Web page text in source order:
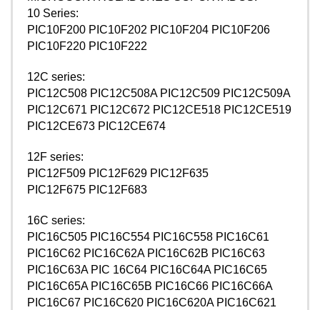
10 Series:
PIC10F200 PIC10F202 PIC10F204 PIC10F206
PIC10F220 PIC10F222
12C series:
PIC12C508 PIC12C508A PIC12C509 PIC12C509A
PIC12C671 PIC12C672 PIC12CE518 PIC12CE519
PIC12CE673 PIC12CE674
12F series:
PIC12F509 PIC12F629 PIC12F635
PIC12F675 PIC12F683
16C series:
PIC16C505 PIC16C554 PIC16C558 PIC16C61
PIC16C62 PIC16C62A PIC16C62B PIC16C63
PIC16C63A PIC 16C64 PIC16C64A PIC16C65
PIC16C65A PIC16C65B PIC16C66 PIC16C66A
PIC16C67 PIC16C620 PIC16C620A PIC16C621